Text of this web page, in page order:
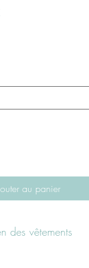
au panier
des vêtements